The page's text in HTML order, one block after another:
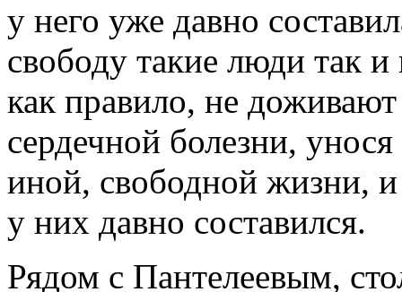
у него уже давно
свободу такие люди так
как правило, не
сердечной болезни,
иной, свободной жизни,
у них давно составился.
Рядом с Пантелеевым,